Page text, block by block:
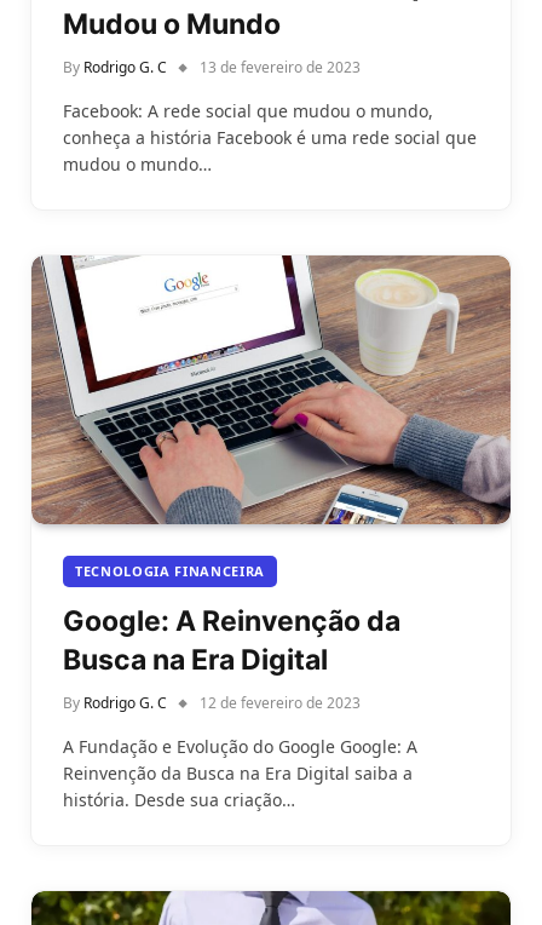
Mudou o Mundo
By Rodrigo G. C 13 de fevereiro de 2023
Facebook: A rede social que mudou o mundo,
conheça a história Facebook é uma rede social que
mudou o mundo…
TECNOLOGIA FINANCEIRA
Google: A Reinvenção da
Busca na Era Digital
By Rodrigo G. C 12 de fevereiro de 2023
A Fundação e Evolução do Google Google: A
Reinvenção da Busca na Era Digital saiba a
história. Desde sua criação…